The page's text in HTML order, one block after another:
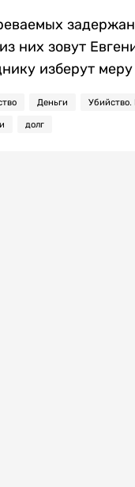
них зовут
изберут
Деньги
долг